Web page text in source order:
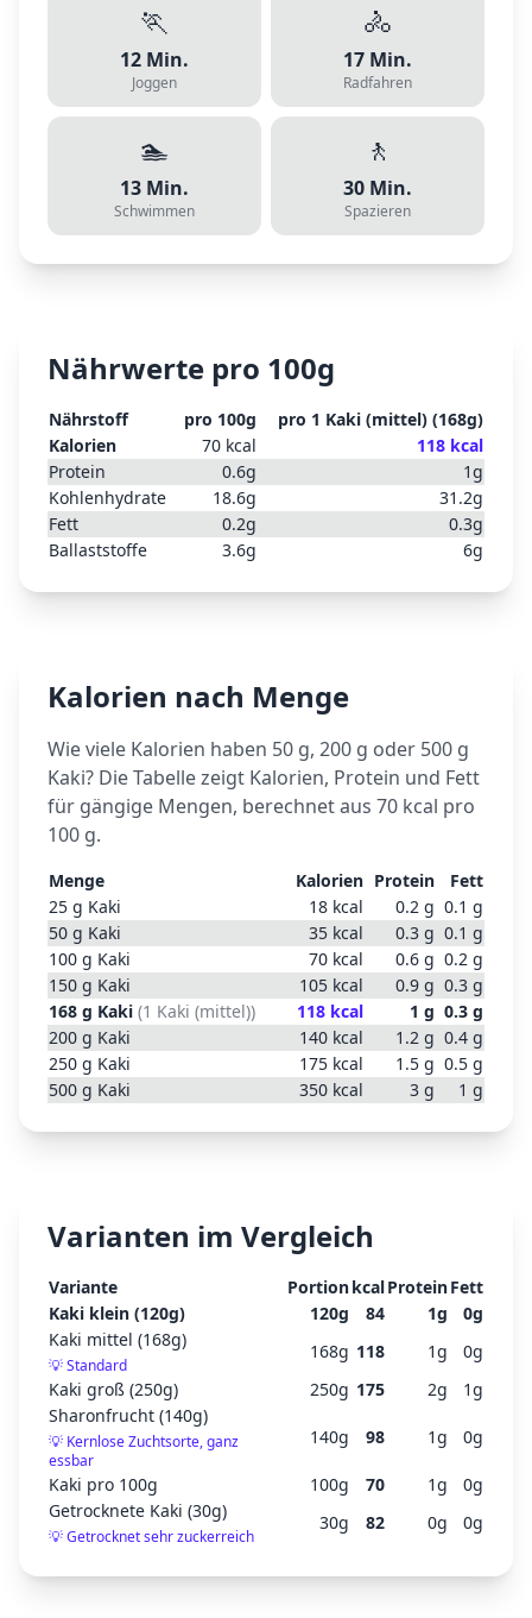
🏃
12 Min.
Joggen
🚴
17 Min.
Radfahren
🏊
13 Min.
Schwimmen
🚶
30 Min.
Spazieren
Nährwerte pro 100g
Nährstoff pro 100g pro 1 Kaki (mittel) (168g)
Kalorien
70 kcal 118 kcal
Protein
0.6g 1g
Kohlenhydrate
18.6g 31.2g
Fett
0.2g 0.3g
Ballaststoffe
3.6g 6g
Kalorien nach Menge
Wie viele Kalorien haben 50 g, 200 g oder 500 g
Kaki? Die Tabelle zeigt Kalorien, Protein und Fett
für gängige Mengen, berechnet aus 70 kcal pro
100 g.
Menge Kalorien Protein
Fett
25 g Kaki 18 kcal 0.2 g 0.1 g
50 g Kaki 35 kcal 0.3 g 0.1 g
100 g Kaki 70 kcal 0.6 g 0.2 g
150 g Kaki 105 kcal 0.9 g 0.3 g
168 g Kaki (1 Kaki (mittel)) 118 kcal 1 g 0.3 g
200 g Kaki 140 kcal 1.2 g 0.4 g
250 g Kaki 175 kcal 1.5 g 0.5 g
500 g Kaki 350 kcal 3 g 1 g
Varianten im Vergleich
Variante PortionkcalProteinFett
Kaki klein (120g)
120g 84 1g 0g
Kaki mittel (168g)
💡Standard
168g 118 1g 0g
Kaki groß (250g)
250g 175 2g 1g
Sharonfrucht (140g)
💡 Kernlose Zuchtsorte, ganz
essbar
140g 98 1g 0g
Kaki pro 100g 100g 70 1g 0g
Getrocknete Kaki (30g)
💡Getrocknet sehr zuckerreich
30g 82 0g 0g